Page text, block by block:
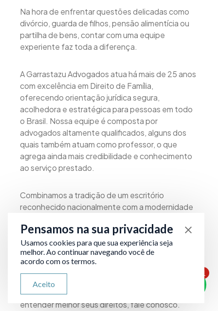
Na hora de enfrentar questões delicadas como
divórcio, guarda de filhos, pensão alimentícia ou
partilha de bens, contar com uma equipe
experiente faz toda a diferença.
A Garrastazu Advogados atua há mais de 25 anos
com excelência em Direito de Família,
oferecendo orientação jurídica segura,
acolhedora e estratégica para pessoas em todo
o Brasil. Nossa equipe é composta por
advogados altamente qualificados, alguns dos
quais também atuam como professor, o que
agrega ainda mais credibilidade e conhecimento
ao serviço prestado.
Combinamos a tradição de um escritório
reconhecido nacionalmente com a modernidade
atendido com respeito, atenção aos detalhes e
compromisso real com seus direitos — tudo com a
comodidade de um serviço acessível, humano e
digital.
Se você precisa de orientação ou deseja
entender melhor seus direitos, fale conosco.
1
Pensamos na sua privacidade
Usamos cookies para que sua experiência seja
melhor. Ao continuar navegando você de
acordo com os termos.
Aceito